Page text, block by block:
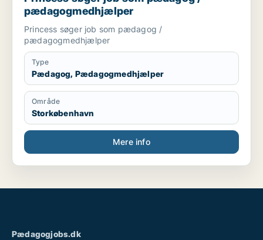
pædagogmedhjælper
Princess søger job som pædagog /
pædagogmedhjælper
Type
Pædagog, Pædagogmedhjælper
Område
Storkøbenhavn
Mere info
Pædagogjobs.dk